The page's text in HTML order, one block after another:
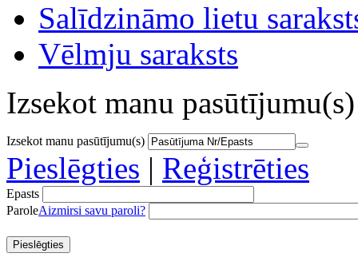
Salīdzināmo lietu
Vēlmju saraksts
Izsekot manu pasūtījumu(s)
Izsekot manu pasūtījumu(s)
Pieslēgties | Reģistrēties
Epasts
ParoleAizmirsi savu paroli?